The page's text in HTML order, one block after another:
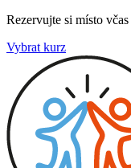
Rezervujte si místo
Vybrat kurz